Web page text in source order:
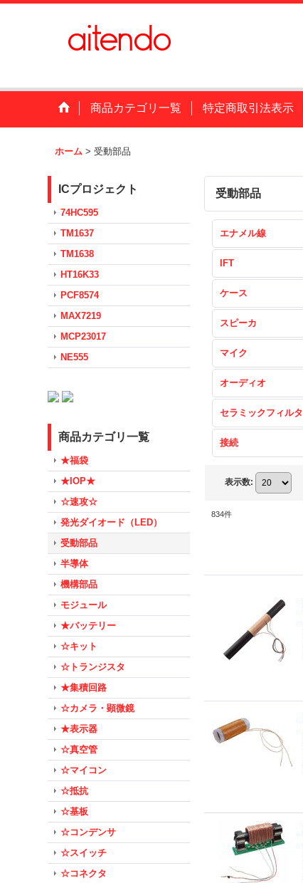
商品カテゴリ一覧 特定商取引法表示
ホーム > 受動部品
ICプロジェクト
74HC595
TM1637
TM1638
HT16K33
PCF8574
MAX7219
MCP23017
NE555
商品カテゴリ一覧
★福袋
★IOP★
☆速攻☆
発光ダイオード（LED）
受動部品
半導体
機構部品
モジュール
★バッテリー
☆キット
☆トランジスタ
★集積回路
☆カメラ・顕微鏡
★表示器
☆真空管
☆マイコン
☆抵抗
☆基板
☆コンデンサ
☆スイッチ
☆コネクタ
受動部品
エナメル線
IFT
ケース
スピーカ
マイク
オーディオ
セラミックフィルタ
接続
表示数:
834件